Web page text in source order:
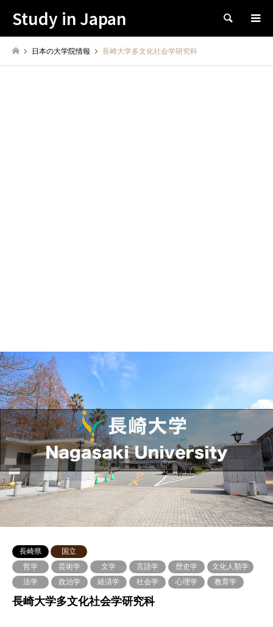
Study in Japan Search
日本の大学院情報 長崎大学多文化社会学研究科
長崎県
国立
哲学
芸術学 文学 言語学 歴史学
文化人類学
法学
政治学 経済学 社会学 心理学 教育学
長崎大学多文化社会学研究科